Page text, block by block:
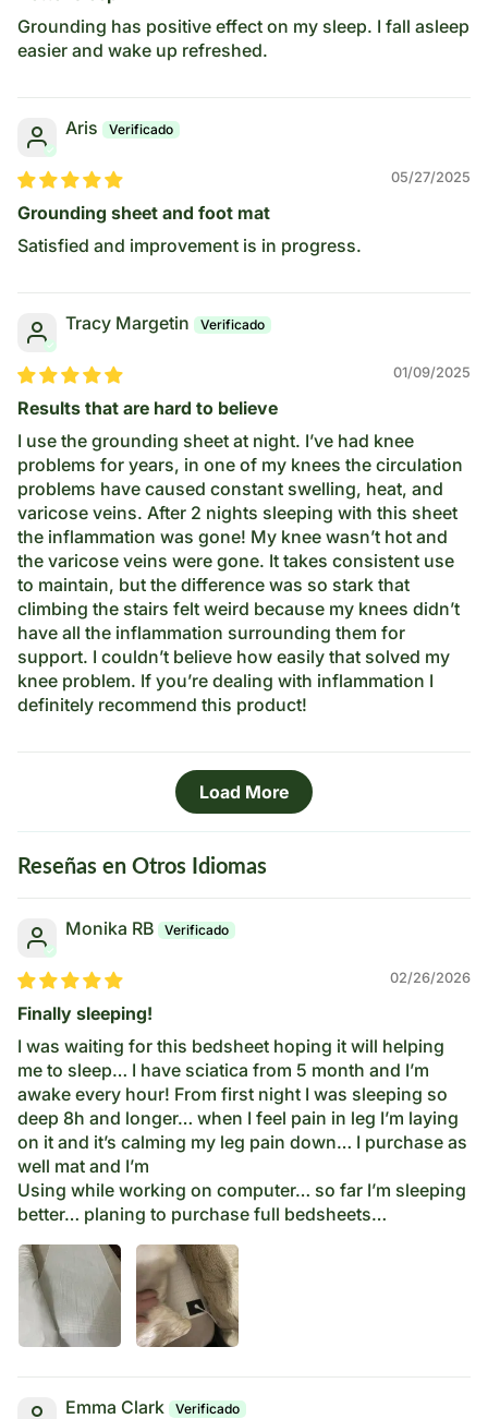
Grounding has positive effect on my sleep. I fall asleep
easier and wake up refreshed.
Aris
05/27/2025
Grounding sheet and foot mat
Satisfied and improvement is in progress.
Tracy Margetin
01/09/2025
Results that are hard to believe
I use the grounding sheet at night. I’ve had knee
problems for years, in one of my knees the circulation
problems have caused constant swelling, heat, and
varicose veins. After 2 nights sleeping with this sheet
the inflammation was gone! My knee wasn’t hot and
the varicose veins were gone. It takes consistent use
to maintain, but the difference was so stark that
climbing the stairs felt weird because my knees didn’t
have all the inflammation surrounding them for
support. I couldn’t believe how easily that solved my
knee problem. If you’re dealing with inflammation I
definitely recommend this product!
Load More
Reseñas en Otros Idiomas
Monika RB
02/26/2026
Finally sleeping!
I was waiting for this bedsheet hoping it will helping
me to sleep… I have sciatica from 5 month and I’m
awake every hour! From first night I was sleeping so
deep 8h and longer… when I feel pain in leg I’m laying
on it and it’s calming my leg pain down… I purchase as
well mat and I’m
Using while working on computer… so far I’m sleeping
better… planing to purchase full bedsheets…
Emma Clark